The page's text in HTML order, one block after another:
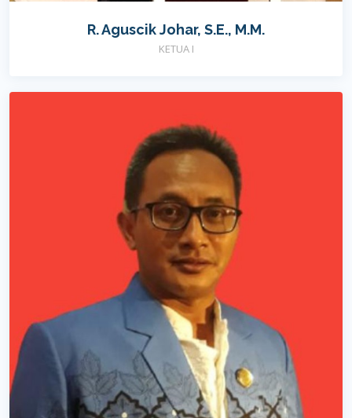
R. Aguscik Johar, S.E., M.M.
KETUA I